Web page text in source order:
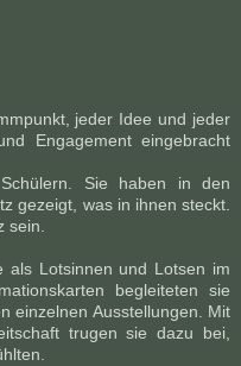
jeder Idee und jeder
Engagement eingebracht
Sie haben in den
gezeigt, was in ihnen steckt.
sein.
als Lotsinnen und Lotsen im
begleiteten sie
einzelnen Ausstellungen. Mit
trugen sie dazu bei,